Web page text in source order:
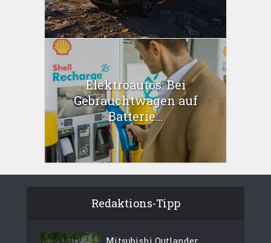
Elektroautos: Bei
Gebrauchtwagen auf
Batterie...
Redaktions-Tipp